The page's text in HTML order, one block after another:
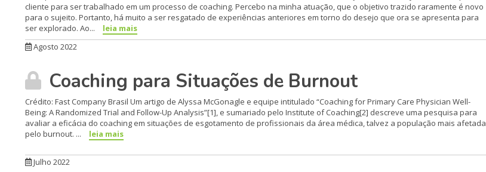
cliente para ser trabalhado em um processo de coaching. Percebo na minha atuação, que o objetivo trazido raramente é novo
para o sujeito. Portanto, há muito a ser resgatado de experiências anteriores em torno do desejo que ora se apresenta para
ser explorado. Ao...
leia mais
Agosto 2022
Coaching para Situações de Burnout
Crédito: Fast Company Brasil Um artigo de Alyssa McGonagle e equipe intitulado “Coaching for Primary Care Physician Well-
Being: A Randomized Trial and Follow-Up Analysis”[1], e sumariado pelo Institute of Coaching[2] descreve uma pesquisa para
avaliar a eficácia do coaching em situações de esgotamento de profissionais da área médica, talvez a população mais afetada
pelo burnout. ...
leia mais
Julho 2022